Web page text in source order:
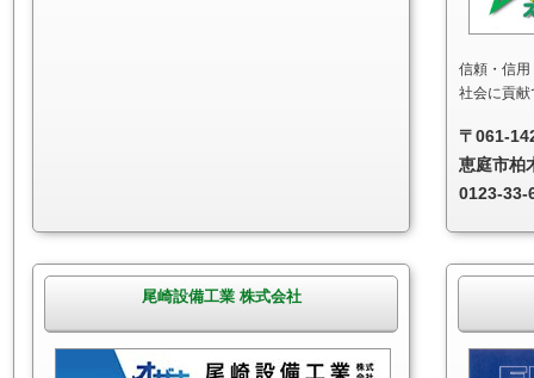
信頼・信
社会に貢
〒061-
恵庭市柏
0123-33-
尾崎設備工業 株式会社